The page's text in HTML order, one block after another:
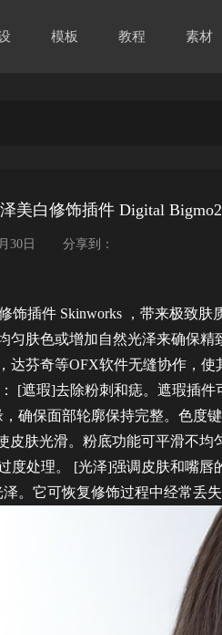
模板 教程 素材
美白修饰插件 Digital
30日 分享到：
饰插件 Skinworks ，带来极致
匀肤色或增加自然光泽来确保
，达芬奇等OFX软件无缝协作，
[遮瑕]去除粉刺和痣。遮瑕插
确保面部轮廓保持完整。色度
皮肤光滑。粉底功能可平滑不
度处理。 [光泽]强调皮肤和嘴
。它可恢复修饰过程中经常丢